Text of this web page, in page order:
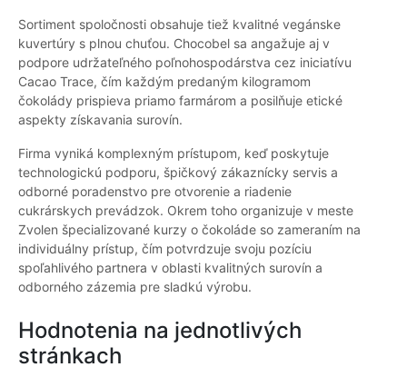
Sortiment spoločnosti obsahuje tiež kvalitné vegánske
kuvertúry s plnou chuťou. Chocobel sa angažuje aj v
podpore udržateľného poľnohospodárstva cez iniciatívu
Cacao Trace, čím každým predaným kilogramom
čokolády prispieva priamo farmárom a posilňuje etické
aspekty získavania surovín.
Firma vyniká komplexným prístupom, keď poskytuje
technologickú podporu, špičkový zákaznícky servis a
odborné poradenstvo pre otvorenie a riadenie
cukrárskych prevádzok. Okrem toho organizuje v meste
Zvolen špecializované kurzy o čokoláde so zameraním na
individuálny prístup, čím potvrdzuje svoju pozíciu
spoľahlivého partnera v oblasti kvalitných surovín a
odborného zázemia pre sladkú výrobu.
Hodnotenia na jednotlivých
stránkach